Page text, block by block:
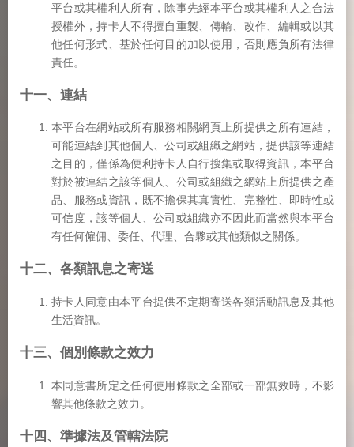
平台或其權利人所有，除事先經本平台或其權利人之合法
授權外，持卡人不得擅自重製、傳輸、改作、編輯或以其
他任何形式、基於任何目的加以使用，否則應負所有法律
責任。
十一、連結
本平台在網站或所有服務相關網頁上所提供之所有連結，
可能連結到其他個人、公司或組織之網站，提供該等連結
之目的，僅係為便利持卡人自行搜集或取得資訊，本平台
對於被連結之該等個人、公司或組織之網站上所提供之產
品、服務或資訊，既不擔保其真實性、完整性、即時性或
可信度，該等個人、公司或組織亦不因此而當然與本平台
有任何僱佣、委任、代理、合夥或其他類似之關係。
十二、各類訊息之寄送
持卡人同意由本平台提供不定期寄送各類活動訊息及其他
生活資訊。
十三、個別條款之效力
本同意書所定之任何使用條款之全部或一部無效時，不影
響其他條款之效力。
十四、準據法及管轄法院